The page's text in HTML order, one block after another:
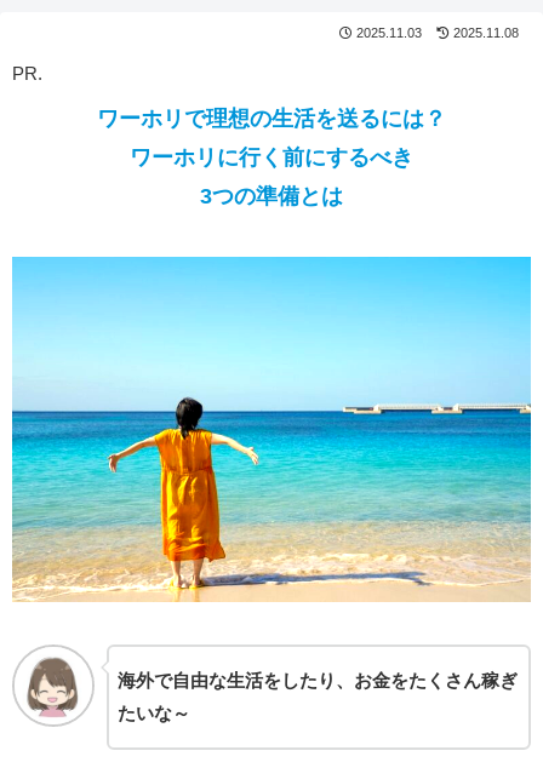
2025.11.03 2025.11.08
PR.
ワーホリで理想の生活を送るには？
ワーホリに行く前にするべき
3つの準備とは
海外で自由な生活をしたり、お金をたくさん稼ぎ
たいな～